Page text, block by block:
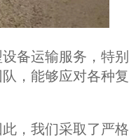
备运输服务，特别
，能够应对各种复
，我们采取了严格